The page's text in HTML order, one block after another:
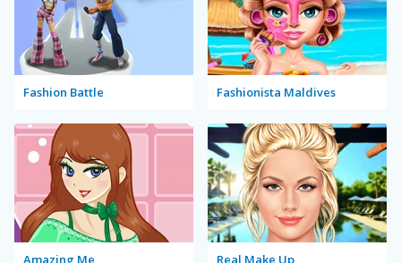
Fashion Battle Fashionista Maldives
Amazing Me Real Make Up